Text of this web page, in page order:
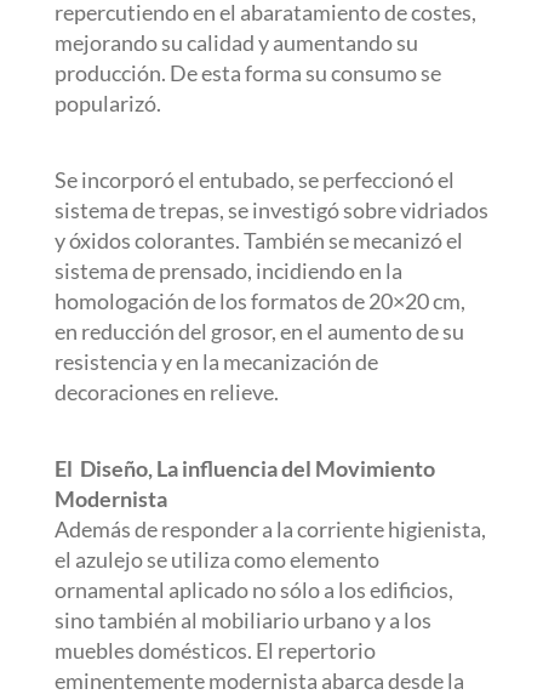
repercutiendo en el abaratamiento de costes,
mejorando su calidad y aumentando su
producción. De esta forma su consumo se
popularizó.
Se incorporó el entubado, se perfeccionó el
sistema de trepas, se investigó sobre vidriados
y óxidos colorantes. También se mecanizó el
sistema de prensado, incidiendo en la
homologación de los formatos de 20×20 cm,
en reducción del grosor, en el aumento de su
resistencia y en la mecanización de
decoraciones en relieve.
El Diseño, La influencia del Movimiento
Modernista
Además de responder a la corriente higienista,
el azulejo se utiliza como elemento
ornamental aplicado no sólo a los edificios,
sino también al mobiliario urbano y a los
muebles domésticos. El repertorio
eminentemente modernista abarca desde la